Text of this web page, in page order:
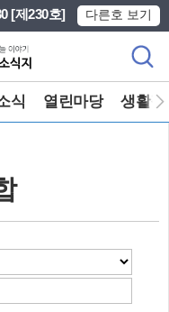
[제230호] 다른호 보기
식 열린마당 생활정